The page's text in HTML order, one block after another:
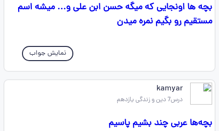
بچه ها اونجایی که میگه حسن ابن علی و... میشه اسم
مستقیم رو بگیم نمره میدن
نمایش جواب
kamyar
درس7 دین و زندگی یازدهم
بچه‌ها عربی چند بشیم پاسیم